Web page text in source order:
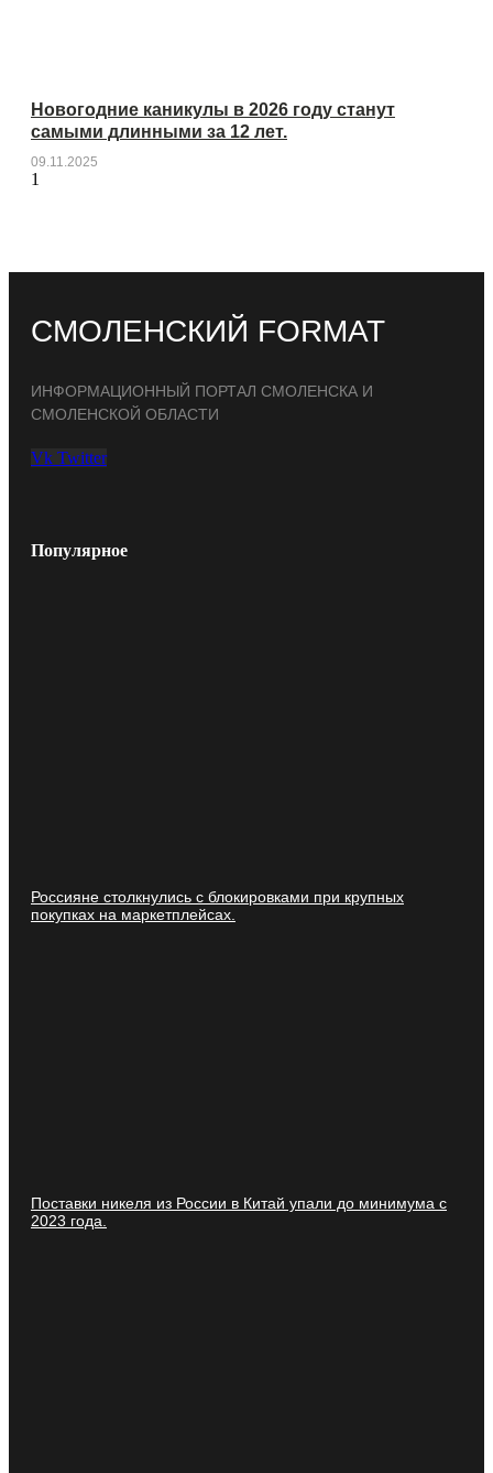
Новогодние каникулы в 2026 году станут
самыми длинными за 12 лет.
09.11.2025
СМОЛЕНСКИЙ FORMAT
ИНФОРМАЦИОННЫЙ ПОРТАЛ СМОЛЕНСКА И
СМОЛЕНСКОЙ ОБЛАСТИ
Vk Twitter
Популярное
Россияне столкнулись с блокировками при крупных
покупках на маркетплейсах.
Поставки никеля из России в Китай упали до минимума с
2023 года.